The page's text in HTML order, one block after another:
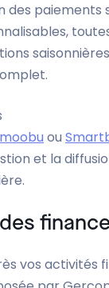
des paiements
ou
et la
vos activités